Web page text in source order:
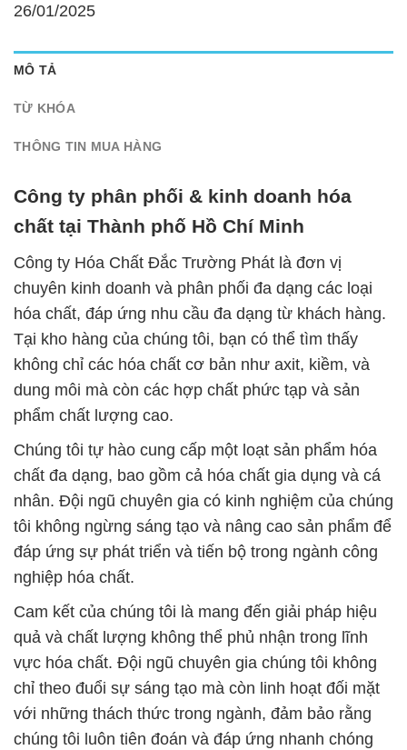
26/01/2025
MÔ TẢ
TỪ KHÓA
THÔNG TIN MUA HÀNG
Công ty phân phối & kinh doanh hóa
chất tại Thành phố Hồ Chí Minh
Công ty Hóa Chất Đắc Trường Phát là đơn vị
chuyên kinh doanh và phân phối đa dạng các loại
hóa chất, đáp ứng nhu cầu đa dạng từ khách hàng.
Tại kho hàng của chúng tôi, bạn có thể tìm thấy
không chỉ các hóa chất cơ bản như axit, kiềm, và
dung môi mà còn các hợp chất phức tạp và sản
phẩm chất lượng cao.
Chúng tôi tự hào cung cấp một loạt sản phẩm hóa
chất đa dạng, bao gồm cả hóa chất gia dụng và cá
nhân. Đội ngũ chuyên gia có kinh nghiệm của chúng
tôi không ngừng sáng tạo và nâng cao sản phẩm để
đáp ứng sự phát triển và tiến bộ trong ngành công
nghiệp hóa chất.
Cam kết của chúng tôi là mang đến giải pháp hiệu
quả và chất lượng không thể phủ nhận trong lĩnh
vực hóa chất. Đội ngũ chuyên gia chúng tôi không
chỉ theo đuổi sự sáng tạo mà còn linh hoạt đối mặt
với những thách thức trong ngành, đảm bảo rằng
chúng tôi luôn tiên đoán và đáp ứng nhanh chóng